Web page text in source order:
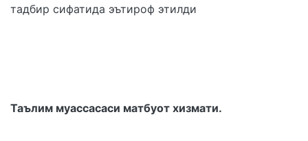
тадбир сифатида эътироф этилди
Таълим муассасаси матбуот хизмати.